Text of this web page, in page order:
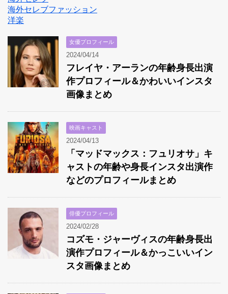
海外セレブファッション
洋楽
女優プロフィール
2024/04/14
フレイヤ・アーランの年齢身長出演
作プロフィール＆かわいいインスタ
画像まとめ
映画キャスト
2024/04/13
「マッドマックス：フュリオサ」キ
ャストの年齢や身長インスタ出演作
などのプロフィールまとめ
俳優プロフィール
2024/02/28
コズモ・ジャーヴィスの年齢身長出
演作プロフィール＆かっこいいイン
スタ画像まとめ